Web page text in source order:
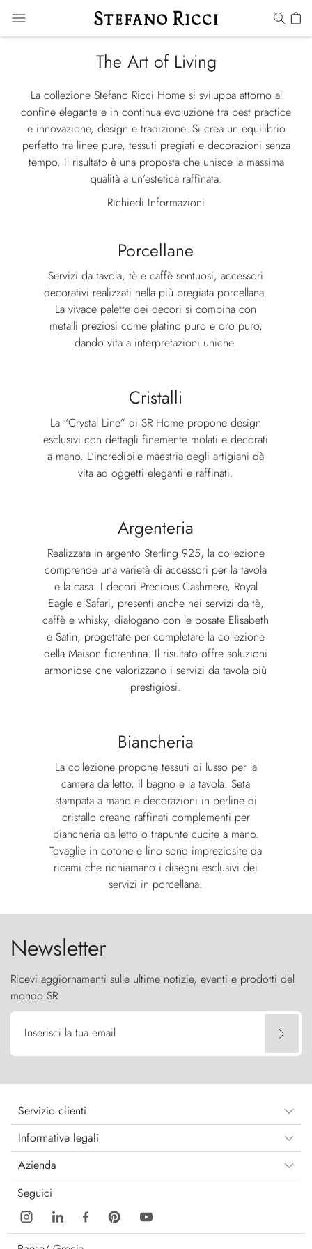
The Art of Living
La collezione Stefano Ricci Home si sviluppa attorno al
confine elegante e in continua evoluzione tra best practice
e innovazione, design e tradizione. Si crea un equilibrio
perfetto tra linee pure, tessuti pregiati e decorazioni senza
tempo. Il risultato è una proposta che unisce la massima
qualità a un’estetica raffinata.
Richiedi Informazioni
Porcellane
Servizi da tavola, tè e caffè sontuosi, accessori
decorativi realizzati nella più pregiata porcellana.
La vivace palette dei decori si combina con
metalli preziosi come platino puro e oro puro,
dando vita a interpretazioni uniche.
Cristalli
La “Crystal Line” di SR Home propone design
esclusivi con dettagli finemente molati e decorati
a mano. L’incredibile maestria degli artigiani dà
vita ad oggetti eleganti e raffinati.
Argenteria
Realizzata in argento Sterling 925, la collezione
comprende una varietà di accessori per la tavola
e la casa. I decori Precious Cashmere, Royal
Eagle e Safari, presenti anche nei servizi da tè,
caffè e whisky, dialogano con le posate Elisabeth
e Satin, progettate per completare la collezione
della Maison fiorentina. Il risultato offre soluzioni
armoniose che valorizzano i servizi da tavola più
prestigiosi.
Biancheria
La collezione propone tessuti di lusso per la
camera da letto, il bagno e la tavola. Seta
stampata a mano e decorazioni in perline di
cristallo creano raffinati complementi per
biancheria da letto o trapunte cucite a mano.
Tovaglie in cotone e lino sono impreziosite da
ricami che richiamano i disegni esclusivi dei
servizi in porcellana.
Newsletter
Ricevi aggiornamenti sulle ultime notizie, eventi e prodotti del
mondo SR
Inserisci la tua email
Servizio clienti
Informative legali
Azienda
Seguici